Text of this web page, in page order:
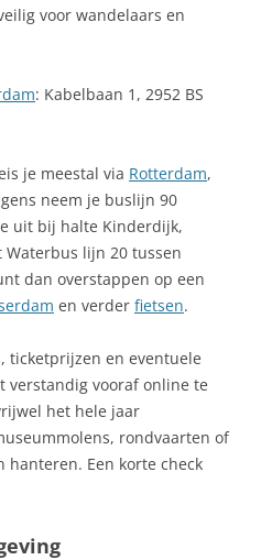
voor wandelaars en
: Kabelbaan 1, 2952 BS
je meestal via Rotterdam,
neem je buslijn 90
uit bij halte Kinderdijk,
Waterbus lijn 20 tussen
dan overstappen op een
en verder fietsen.
ticketprijzen en eventuele
verstandig vooraf online te
het hele jaar
rondvaarten of
hanteren. Een korte check